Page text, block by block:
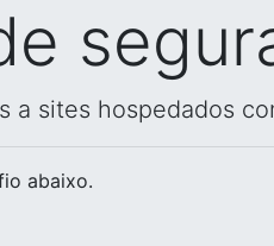
a sites hospedados
abaixo.